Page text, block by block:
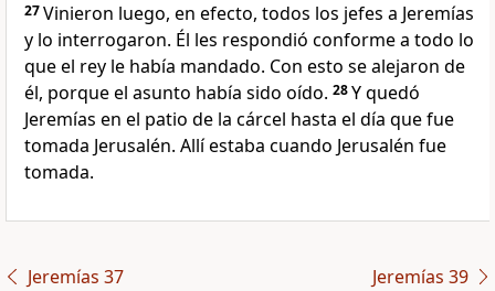
27Vinieron luego, en efecto, todos los jefes a Jeremías
y lo interrogaron. Él les respondió conforme a todo lo
que el rey le había mandado. Con esto se alejaron de
él, porque el asunto había sido oído. 28Y quedó
Jeremías en el patio de la cárcel hasta el día que fue
tomada Jerusalén. Allí estaba cuando Jerusalén fue
tomada.
Jeremías 37 Jeremías 39